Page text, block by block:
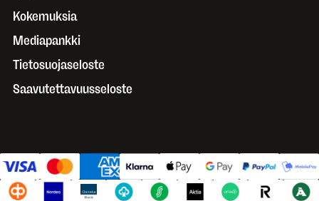
Kokemuksia
Mediapankki
Tietosuojaseloste
Saavutettavuusseloste